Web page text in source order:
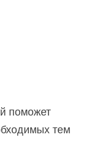
поможет
тем